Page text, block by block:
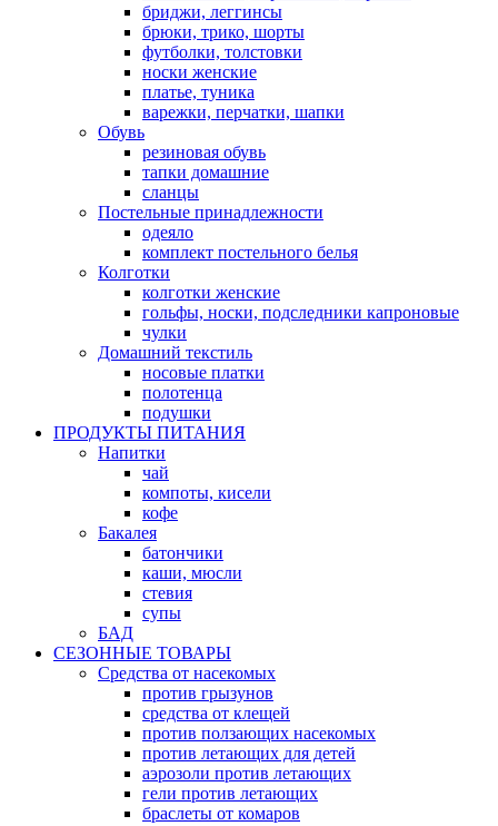
бриджи, леггинсы
брюки, трико, шорты
футболки, толстовки
носки женские
платье, туника
варежки, перчатки, шапки
Обувь
резиновая обувь
тапки домашние
сланцы
Постельные принадлежности
одеяло
комплект постельного белья
Колготки
колготки женские
гольфы, носки, подследники капроновые
чулки
Домашний текстиль
носовые платки
полотенца
подушки
ПРОДУКТЫ ПИТАНИЯ
Напитки
чай
компоты, кисели
кофе
Бакалея
батончики
каши, мюсли
стевия
супы
БАД
СЕЗОННЫЕ ТОВАРЫ
Средства от насекомых
против грызунов
средства от клещей
против ползающих насекомых
против летающих для детей
аэрозоли против летающих
гели против летающих
браслеты от комаров